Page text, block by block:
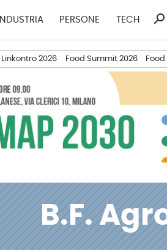
INDUSTRIA PERSONE TECH search
Linkontro 2026 Food Summit 2026 Food
B.F.